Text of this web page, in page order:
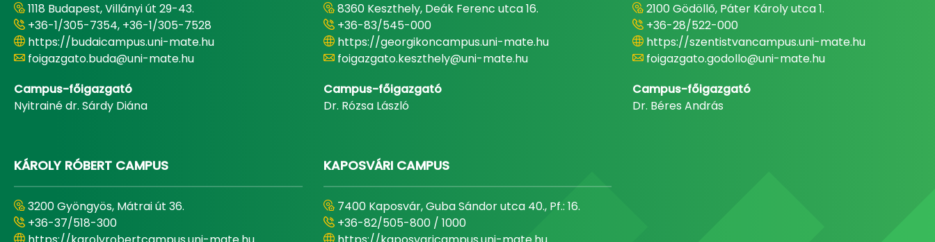
1118 Budapest, Villányi út 29-43.
+36-1/305-7354, +36-1/305-7528
https://budaicampus.uni-mate.hu
foigazgato.buda@uni-mate.hu
Campus-főigazgató
Nyitrainé dr. Sárdy Diána
8360 Keszthely, Deák Ferenc utca 16.
+36-83/545-000
https://georgikoncampus.uni-mate.hu
foigazgato.keszthely@uni-mate.hu
Campus-főigazgató
Dr. Rózsa László
2100 Gödöllő, Páter Károly utca 1.
+36-28/522-000
https://szentistvancampus.uni-mate.hu
foigazgato.godollo@uni-mate.hu
Campus-főigazgató
Dr. Béres András
KÁROLY RÓBERT CAMPUS
3200 Gyöngyös, Mátrai út 36.
+36-37/518-300
KAPOSVÁRI CAMPUS
7400 Kaposvár, Guba Sándor utca 40., Pf.: 16.
+36-82/505-800 / 1000